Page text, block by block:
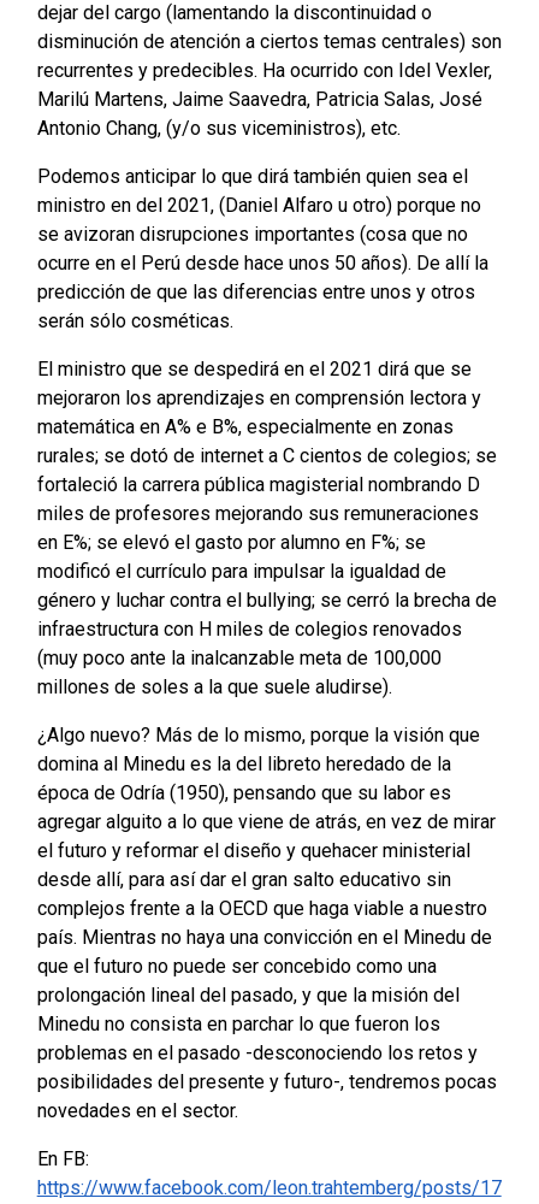
dejar del cargo (lamentando la discontinuidad o
disminución de atención a ciertos temas centrales) son
recurrentes y predecibles. Ha ocurrido con Idel Vexler,
Marilú Martens, Jaime Saavedra, Patricia Salas, José
Antonio Chang, (y/o sus viceministros), etc.
Podemos anticipar lo que dirá también quien sea el
ministro en del 2021, (Daniel Alfaro u otro) porque no
se avizoran disrupciones importantes (cosa que no
ocurre en el Perú desde hace unos 50 años). De allí la
predicción de que las diferencias entre unos y otros
serán sólo cosméticas.
El ministro que se despedirá en el 2021 dirá que se
mejoraron los aprendizajes en comprensión lectora y
matemática en A% e B%, especialmente en zonas
rurales; se dotó de internet a C cientos de colegios; se
fortaleció la carrera pública magisterial nombrando D
miles de profesores mejorando sus remuneraciones
en E%; se elevó el gasto por alumno en F%; se
modificó el currículo para impulsar la igualdad de
género y luchar contra el bullying; se cerró la brecha de
infraestructura con H miles de colegios renovados
(muy poco ante la inalcanzable meta de 100,000
millones de soles a la que suele aludirse).
¿Algo nuevo? Más de lo mismo, porque la visión que
domina al Minedu es la del libreto heredado de la
época de Odría (1950), pensando que su labor es
agregar alguito a lo que viene de atrás, en vez de mirar
el futuro y reformar el diseño y quehacer ministerial
desde allí, para así dar el gran salto educativo sin
complejos frente a la OECD que haga viable a nuestro
país. Mientras no haya una convicción en el Minedu de
que el futuro no puede ser concebido como una
prolongación lineal del pasado, y que la misión del
Minedu no consista en parchar lo que fueron los
problemas en el pasado -desconociendo los retos y
posibilidades del presente y futuro-, tendremos pocas
novedades en el sector.
En FB:
https://www.facebook.com/leon.trahtemberg/posts/17